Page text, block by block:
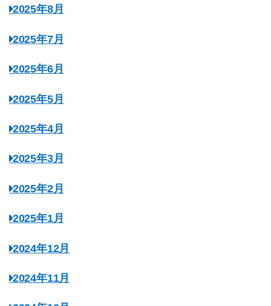
2025年8月
2025年7月
2025年6月
2025年5月
2025年4月
2025年3月
2025年2月
2025年1月
2024年12月
2024年11月